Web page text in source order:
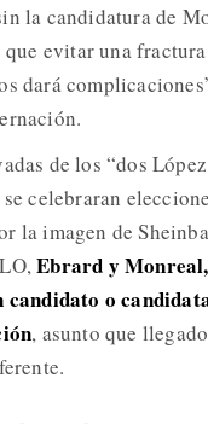
la candidatura de
evitar una
dará
de los “dos
celebraran
la imagen de
Ebrard y
candidato o
, asunto que